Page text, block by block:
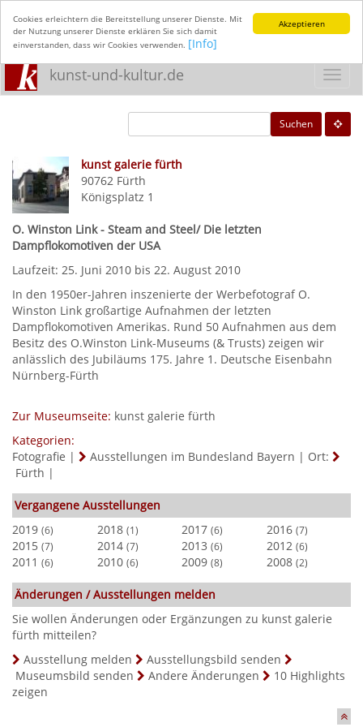
Akzeptieren
Cookies erleichtern die Bereitstellung unserer Dienste. Mit
der Nutzung unserer Dienste erklären Sie sich damit
einverstanden, dass wir Cookies verwenden. [Info]
kunst-und-kultur.de
Suchen
kunst galerie fürth
90762 Fürth
Königsplatz 1
O. Winston Link - Steam and Steel/ Die letzten
Dampflokomotiven der USA
Laufzeit: 25. Juni 2010 bis 22. August 2010
In den 1950er-Jahren inszenierte der Werbefotograf O.
Winston Link großartige Aufnahmen der letzten
Dampflokomotiven Amerikas. Rund 50 Aufnahmen aus dem
Besitz des O.Winston Link-Museums (& Trusts) zeigen wir
anlässlich des Jubiläums 175. Jahre 1. Deutsche Eisenbahn
Nürnberg-Fürth
Zur Museumseite: kunst galerie fürth
Kategorien:
Fotografie | Ausstellungen im Bundesland Bayern | Ort:
Fürth |
Vergangene Ausstellungen
2019 (6) 2018 (1) 2017 (6) 2016 (7)
2015 (7) 2014 (7) 2013 (6) 2012 (6)
2011 (6) 2010 (6) 2009 (8) 2008 (2)
Änderungen / Ausstellungen melden
Sie wollen Änderungen oder Ergänzungen zu kunst galerie
fürth mitteilen?
Ausstellung melden
Ausstellungsbild senden
Museumsbild senden
Andere Änderungen
10 Highlights
zeigen